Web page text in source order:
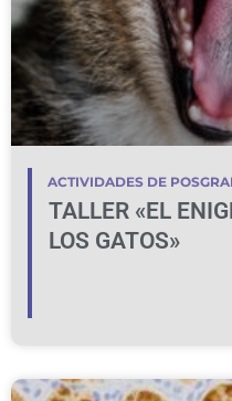
ACTIVIDADES DE
TALLER «EL
LOS GATOS»